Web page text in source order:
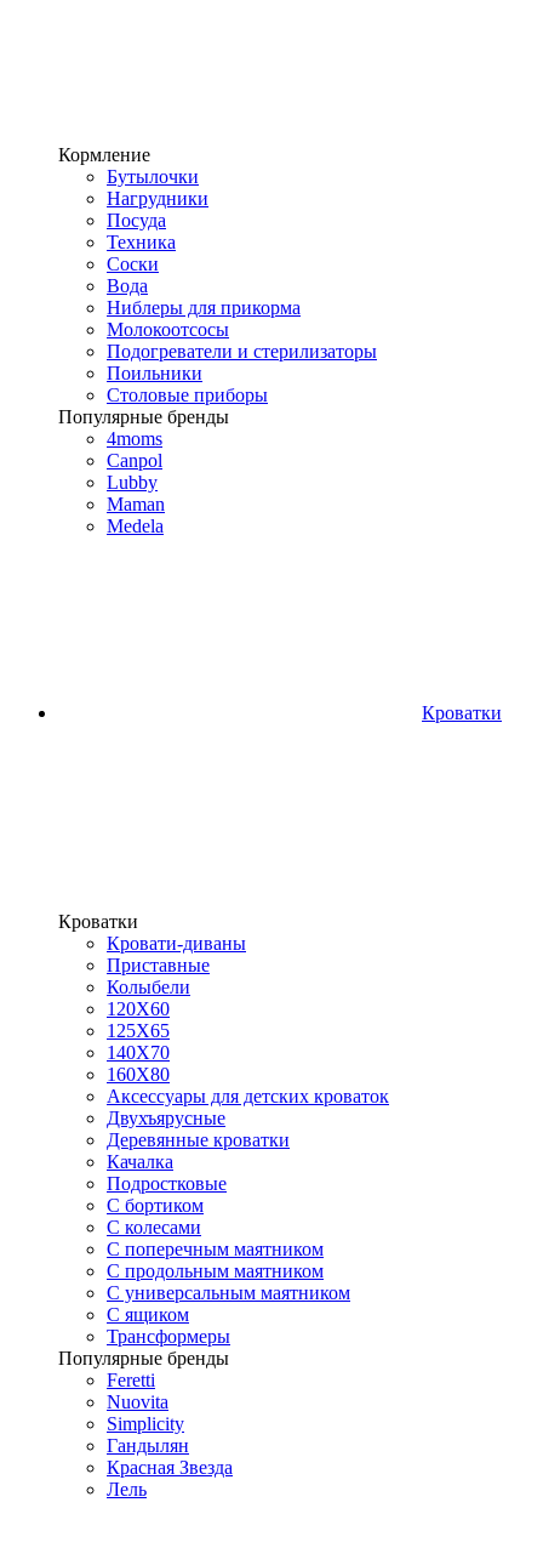
Кормление
Бутылочки
Нагрудники
Посуда
Техника
Соски
Вода
Ниблеры для прикорма
Молокоотсосы
Подогреватели и стерилизаторы
Поильники
Столовые приборы
Популярные бренды
4moms
Canpol
Lubby
Maman
Medela
Кроватки
Кроватки
Кровати-диваны
Приставные
Колыбели
120Х60
125X65
140Х70
160Х80
Аксессуары для детских кроваток
Двухъярусные
Деревянные кроватки
Качалка
Подростковые
С бортиком
С колесами
С поперечным маятником
С продольным маятником
С универсальным маятником
С ящиком
Трансформеры
Популярные бренды
Feretti
Nuovita
Simplicity
Гандылян
Красная Звезда
Лель